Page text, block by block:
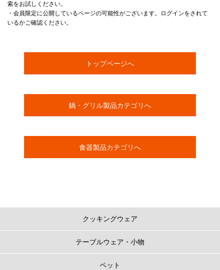
索をお試しください。
・会員限定に公開しているページの可能性がございます。ログインをされて
いるかご確認ください。
トップページへ
鍋・グリル製品カテゴリへ
食器製品カテゴリへ
クッキングウェア
テーブルウェア・小物
ペット